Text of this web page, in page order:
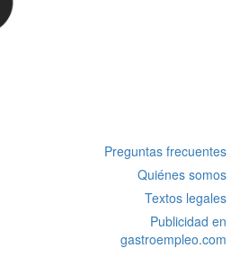
Preguntas frecuentes
Quiénes somos
Textos legales
Publicidad en
gastroempleo.com